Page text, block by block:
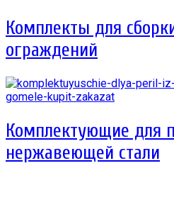
Комплекты для
ограждений
Комплектующие для
нержавеющей стали